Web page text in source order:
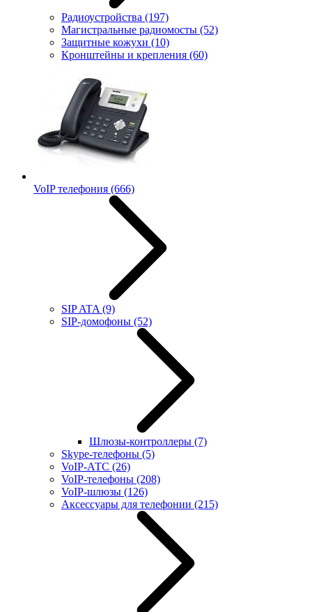
Радиоустройства (197)
Магистральные радиомосты (52)
Защитные кожухи (10)
Кронштейны и крепления (60)
VoIP телефония (666)
SIP ATA (9)
SIP-домофоны (52)
Шлюзы-контроллеры (7)
Skype-телефоны (5)
VoIP-АТС (26)
VoIP-телефоны (208)
VoIP-шлюзы (126)
Аксессуары для телефонии (215)